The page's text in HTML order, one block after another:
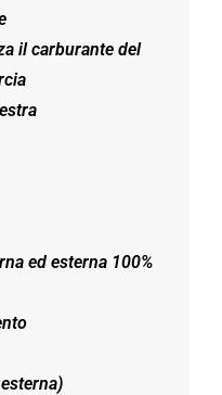
il carburante del
ed esterna 100%